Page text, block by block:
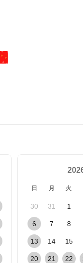
日 月 火
30 31 1
6 7 8
13 14 15
20 21 22